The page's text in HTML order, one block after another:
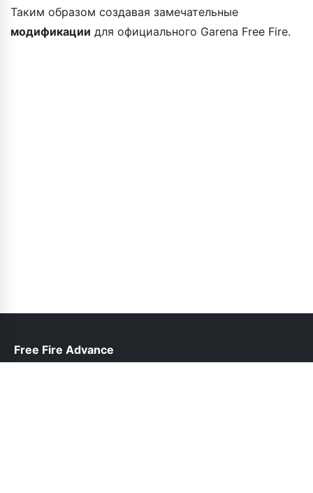
Таким образом создавая замечательные
модификации для официального Garena Free Fire.
Free Fire Advance